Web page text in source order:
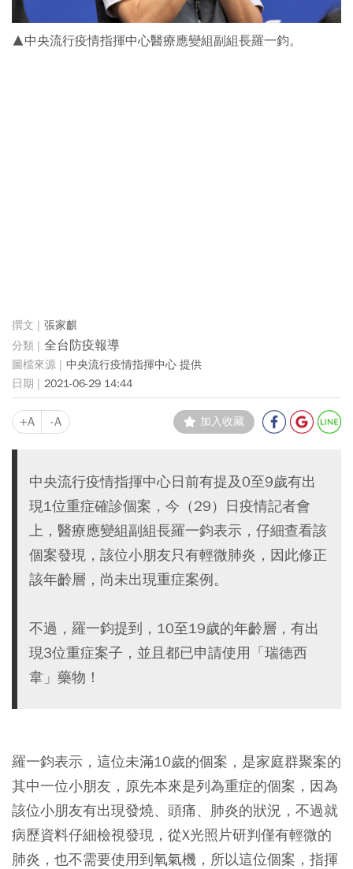
▲中央流行疫情指揮中心醫療應變組副組長羅一鈞。
張家麒
全台防疫報導
中央流行疫情指揮中心 提供
2021-06-29 14:44
+A -A 加入收藏
中央流行疫情指揮中心日前有提及0至9歲有出
現1位重症確診個案，今（29）日疫情記者會
上，醫療應變組副組長羅一鈞表示，仔細查看該
個案發現，該位小朋友只有輕微肺炎，因此修正
該年齡層，尚未出現重症案例。
不過，羅一鈞提到，10至19歲的年齡層，有出
現3位重症案子，並且都已申請使用「瑞德西
韋」藥物！
羅一鈞表示，這位未滿10歲的個案，是家庭群聚案的
其中一位小朋友，原先本來是列為重症的個案，因為
該位小朋友有出現發燒、頭痛、肺炎的狀況，不過就
病歷資料仔細檢視發現，從X光照片研判僅有輕微的
肺炎，也不需要使用到氧氣機，所以這位個案，指揮